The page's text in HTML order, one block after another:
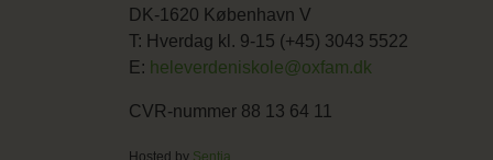
DK-1620 København V
T: Hverdag kl. 9-15 (+45) 3043 5522
E: heleverdeniskole@oxfam.dk
CVR-nummer 88 13 64 11
Hosted by Sentia